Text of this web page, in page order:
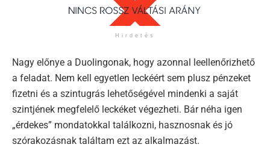
Hirdetés
Nagy előnye a Duolingonak, hogy azonnal leellenőrizhető
a feladat. Nem kell egyetlen leckéért sem plusz pénzeket
fizetni és a szintugrás lehetőségével mindenki a saját
szintjének megfelelő leckéket végezheti. Bár néha igen
„érdekes” mondatokkal találkozni, hasznosnak és jó
szórakozásnak találtam ezt az alkalmazást.